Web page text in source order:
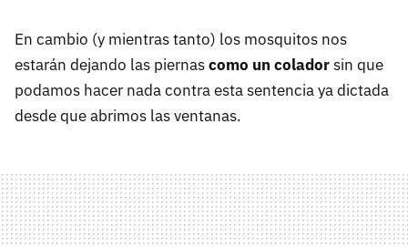
En cambio (y mientras tanto) los mosquitos nos
estarán dejando las piernascomo un coladorsin que
podamos hacer nada contra esta sentencia ya dictada
desde que abrimos las ventanas.